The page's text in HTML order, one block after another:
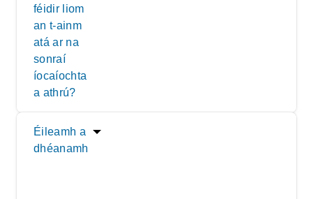
féidir liom
an t-ainm
atá ar na
sonraí
íocaíochta
a athrú?
Éileamh a
dhéanamh